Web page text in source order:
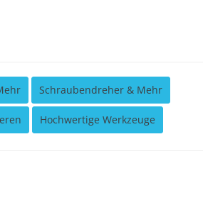
Schraubendreher & Mehr
Hochwertige Werkzeuge